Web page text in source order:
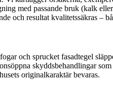
med passande bruk (kalk
och resultat kvalitetssäkras –
och sprucket fasadtegel
skyddsbehandlingar
originalkaraktär bevaras.